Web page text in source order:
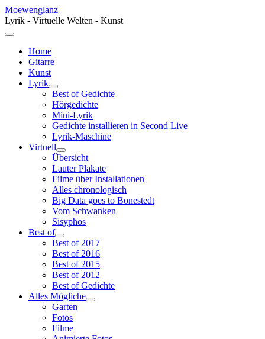
Moewenglanz
Lyrik - Virtuelle Welten - Kunst
Home
Gitarre
Kunst
Lyrik
Best of Gedichte
Hörgedichte
Mini-Lyrik
Gedichte installieren in Second Live
Lyrik-Maschine
Virtuell
Übersicht
Lauter Plakate
Filme über Installationen
Alles chronologisch
Big Data goes to Bonestedt
Vom Schwanken
Sisyphos
Best of
Best of 2017
Best of 2016
Best of 2015
Best of 2012
Best of Gedichte
Alles Mögliche
Garten
Fotos
Filme